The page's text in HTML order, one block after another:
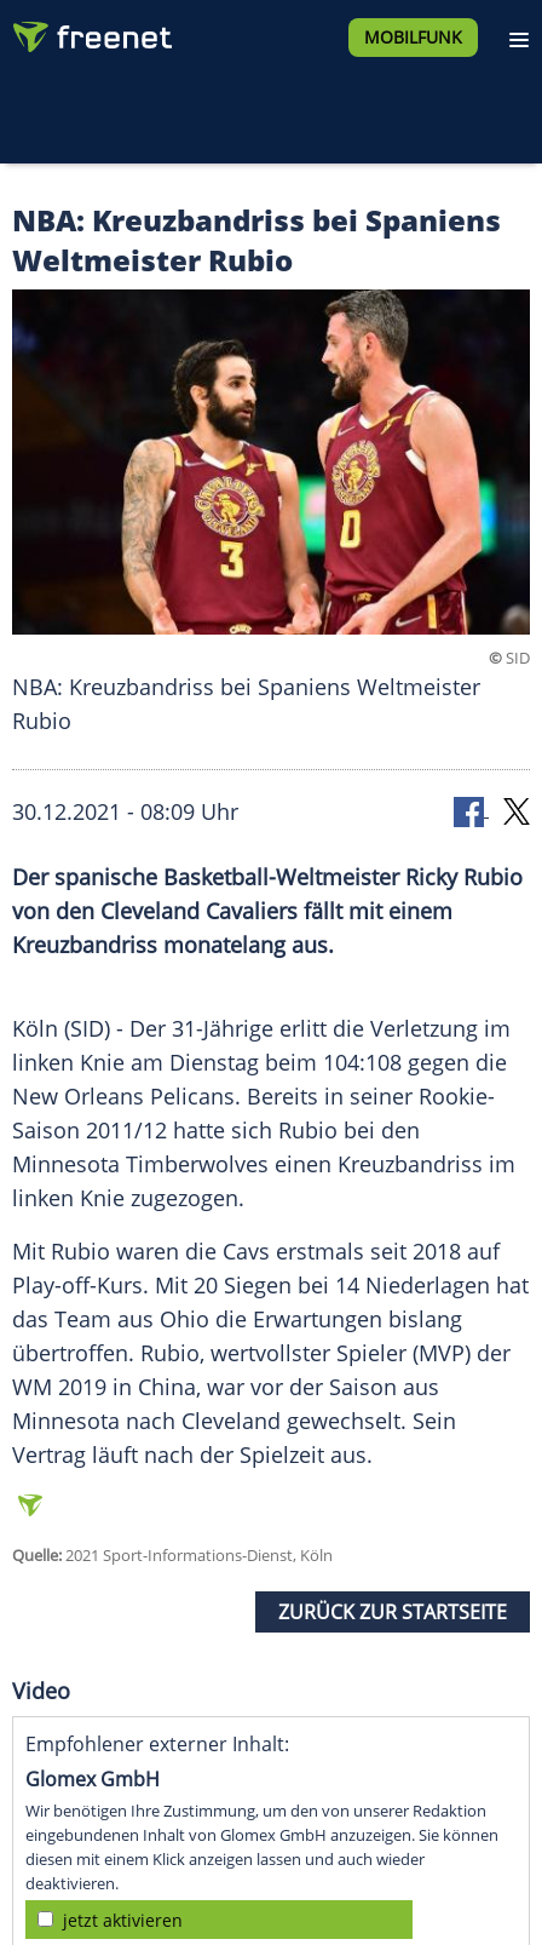
MOBILFUNK
NBA: Kreuzbandriss bei Spaniens
Weltmeister Rubio
©SID
NBA: Kreuzbandriss bei Spaniens Weltmeister
Rubio
30.12.2021 - 08:09 Uhr
Der spanische Basketball-Weltmeister Ricky Rubio
von den Cleveland Cavaliers fällt mit einem
Kreuzbandriss monatelang aus.
Köln (SID) - Der 31-Jährige erlitt die Verletzung im
linken Knie am Dienstag beim 104:108 gegen die
New Orleans Pelicans. Bereits in seiner Rookie-
Saison 2011/12 hatte sich Rubio bei den
Minnesota Timberwolves einen Kreuzbandriss im
linken Knie zugezogen.
Mit Rubio waren die Cavs erstmals seit 2018 auf
Play-off-Kurs. Mit 20 Siegen bei 14 Niederlagen hat
das Team aus Ohio die Erwartungen bislang
übertroffen. Rubio, wertvollster Spieler (MVP) der
WM 2019 in China, war vor der Saison aus
Minnesota nach Cleveland gewechselt. Sein
Vertrag läuft nach der Spielzeit aus.
Quelle:2021 Sport-Informations-Dienst, Köln
ZURÜCK ZUR STARTSEITE
Video
Empfohlener externer Inhalt:
Glomex GmbH
Wir benötigen Ihre Zustimmung, um den von unserer Redaktion
eingebundenen Inhalt von Glomex GmbH anzuzeigen. Sie können
diesen mit einem Klick anzeigen lassen und auch wieder
deaktivieren.
jetzt aktivieren